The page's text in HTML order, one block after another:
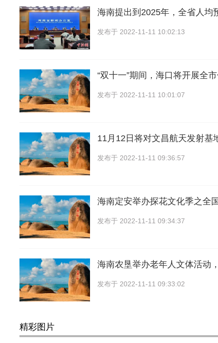
海南提出到2025年，全省人均
发布于 2022-11-11 10:02:13
“双十一”期间，海口将开展全
发布于 2022-11-11 10:01:07
11月12日将对文昌航天发射基
发布于 2022-11-11 09:36:57
海南定安举办探花文化季之全
发布于 2022-11-11 09:34:37
海南农垦举办老年人文体活动
发布于 2022-11-11 09:33:02
精彩图片